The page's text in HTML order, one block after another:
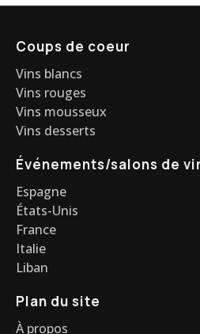
Coups de coeur
Vins blancs
Vins rouges
Vins mousseux
Vins desserts
Événements/salons de
Espagne
États-Unis
France
Italie
Liban
Plan du site
À propos